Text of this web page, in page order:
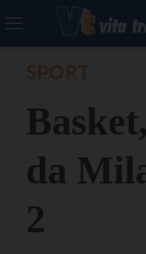
da
2